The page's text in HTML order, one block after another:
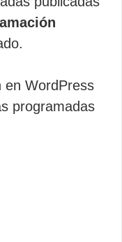
en WordPress
programadas